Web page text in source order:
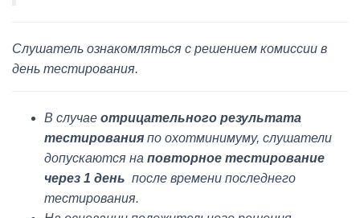
Слушатель ознакомляться с решением комиссии в
день тестирования.
В случае отрицательного результата
тестирования по охотминимуму, слушатели
допускаются на повторное тестирование
через 1 день после времени последнего
тестирования.